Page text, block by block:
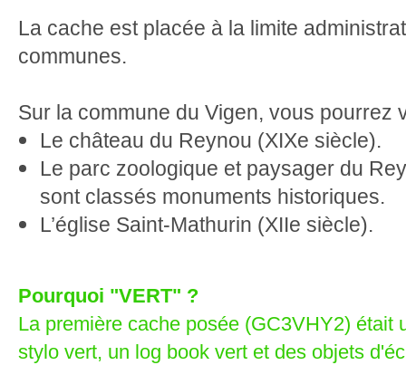
La cache est placée à la limite
communes.
Sur la commune du Vigen, vous pourrez
Le château du Reynou (XIXe siècle).
Le parc zoologique et paysager du
sont classés monuments historiques.
L’église Saint-Mathurin (XIIe siècle).
Pourquoi "VERT" ?
La première cache posée (GC3VHY2) était
stylo vert, un log book vert et des objets